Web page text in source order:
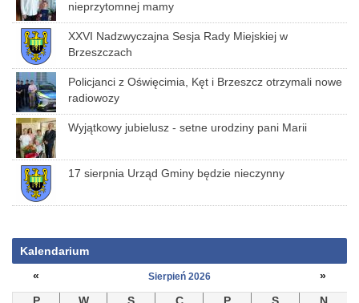
nieprzytomnej mamy
XXVI Nadzwyczajna Sesja Rady Miejskiej w
Brzeszczach
Policjanci z Oświęcimia, Kęt i Brzeszcz otrzymali nowe
radiowozy
Wyjątkowy jubielusz - setne urodziny pani Marii
17 sierpnia Urząd Gminy będzie nieczynny
Kalendarium
«
Sierpień 2026
»